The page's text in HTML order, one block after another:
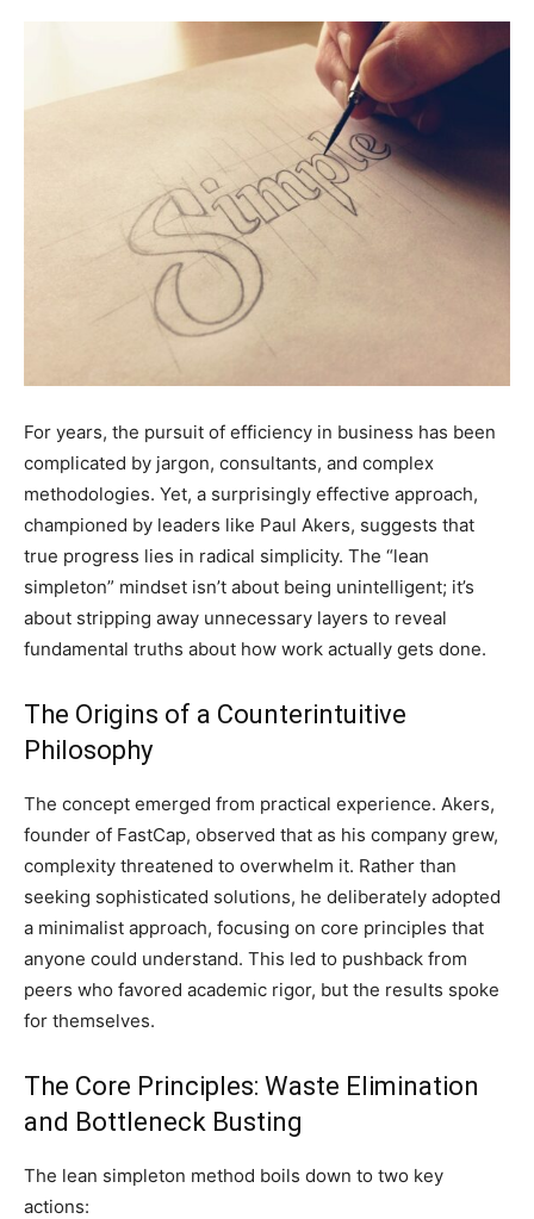
For years, the pursuit of efficiency in business has been
complicated by jargon, consultants, and complex
methodologies. Yet, a surprisingly effective approach,
championed by leaders like Paul Akers, suggests that
true progress lies in radical simplicity. The “lean
simpleton” mindset isn’t about being unintelligent; it’s
about stripping away unnecessary layers to reveal
fundamental truths about how work actually gets done.
The Origins of a Counterintuitive
Philosophy
The concept emerged from practical experience. Akers,
founder of FastCap, observed that as his company grew,
complexity threatened to overwhelm it. Rather than
seeking sophisticated solutions, he deliberately adopted
a minimalist approach, focusing on core principles that
anyone could understand. This led to pushback from
peers who favored academic rigor, but the results spoke
for themselves.
The Core Principles: Waste Elimination
and Bottleneck Busting
The lean simpleton method boils down to two key
actions: